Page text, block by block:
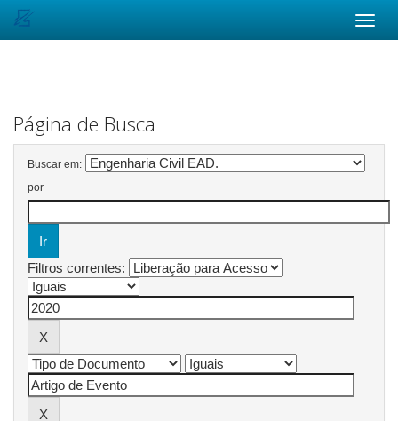
Página de Busca
Buscar em:
por
Filtros correntes: